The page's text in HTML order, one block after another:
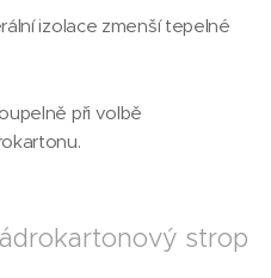
izolace zmenší tepelné
při volbě
strop